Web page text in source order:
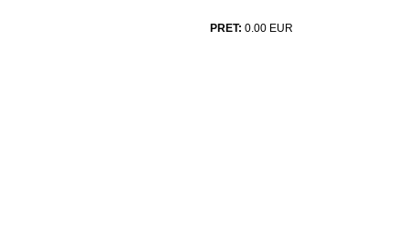
PRET: 0.00 EUR